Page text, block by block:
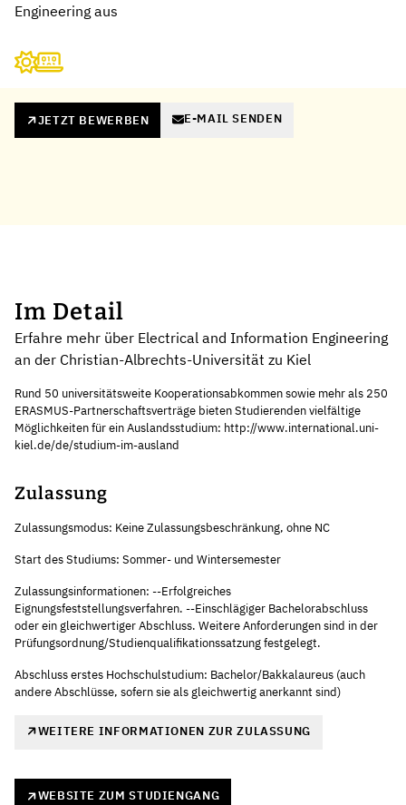
Engineering aus
JETZT BEWERBEN E-MAIL SENDEN
Im Detail
Erfahre mehr über Electrical and Information Engineering
an der Christian-Albrechts-Universität zu Kiel
Rund 50 universitätsweite Kooperationsabkommen sowie mehr als 250
ERASMUS-Partnerschaftsverträge bieten Studierenden vielfältige
Möglichkeiten für ein Auslandsstudium: http://www.international.uni-
kiel.de/de/studium-im-ausland
Zulassung
Zulassungsmodus: Keine Zulassungsbeschränkung, ohne NC
Start des Studiums: Sommer- und Wintersemester
Zulassungsinformationen: --Erfolgreiches
Eignungsfeststellungsverfahren. --Einschlägiger Bachelorabschluss
oder ein gleichwertiger Abschluss. Weitere Anforderungen sind in der
Prüfungsordnung/Studienqualifikationssatzung festgelegt.
Abschluss erstes Hochschulstudium: Bachelor/Bakkalaureus (auch
andere Abschlüsse, sofern sie als gleichwertig anerkannt sind)
WEITERE INFORMATIONEN ZUR ZULASSUNG
WEBSITE ZUM STUDIENGANG